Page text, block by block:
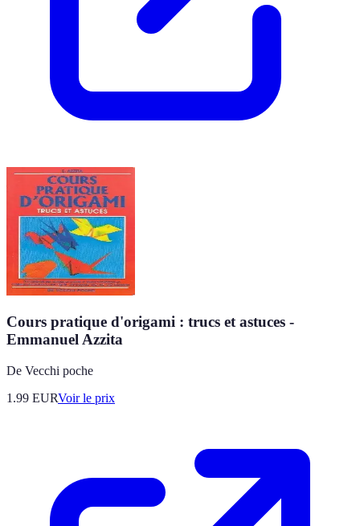
Cours pratique d'origami : trucs et astuces -
Emmanuel Azzita
De Vecchi poche
1.99 EURVoir le prix